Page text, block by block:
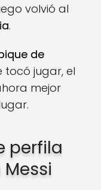
volvió al
.
de
tocó jugar, el
mejor
perfila